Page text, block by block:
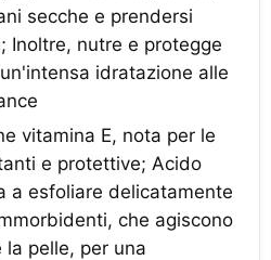
secche e prendersi
Inoltre, nutre e protegge
idratazione alle
vitamina E, nota per le
e protettive; Acido
a esfoliare delicatamente
che agiscono
la pelle, per una